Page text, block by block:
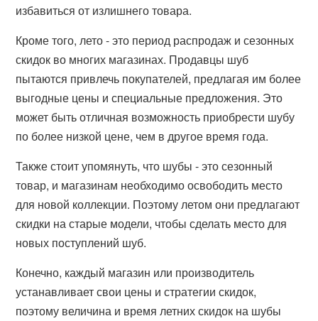
избавиться от излишнего товара.
Кроме того, лето - это период распродаж и сезонных
скидок во многих магазинах. Продавцы шуб
пытаются привлечь покупателей, предлагая им более
выгодные цены и специальные предложения. Это
может быть отличная возможность приобрести шубу
по более низкой цене, чем в другое время года.
Также стоит упомянуть, что шубы - это сезонный
товар, и магазинам необходимо освободить место
для новой коллекции. Поэтому летом они предлагают
скидки на старые модели, чтобы сделать место для
новых поступлений шуб.
Конечно, каждый магазин или производитель
устанавливает свои цены и стратегии скидок,
поэтому величина и время летних скидок на шубы